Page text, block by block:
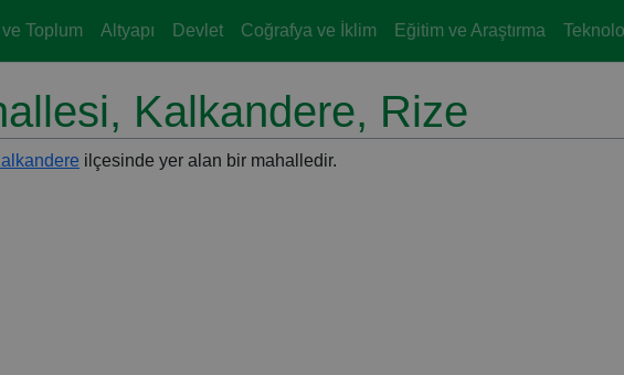
Toplum Altyapı Devlet Coğrafya ve İklim Eğitim ve Araştırma
Kalkandere, Rize
ilçesinde yer alan bir mahalledir.